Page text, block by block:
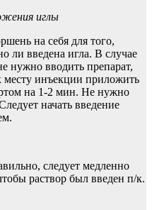
иглы
на себя для того,
ли введена игла. В случае
нужно вводить препарат,
месту инъекции приложить
на 1-2 мин. Не нужно
начать введение
следует медленно
раствор был введен п/к.